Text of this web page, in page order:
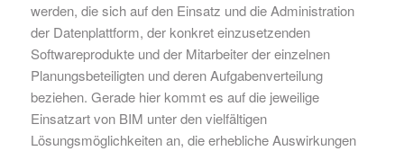
werden, die sich auf den Einsatz und die Administration
der Datenplattform, der konkret einzusetzenden
Softwareprodukte und der Mitarbeiter der einzelnen
Planungsbeteiligten und deren Aufgabenverteilung
beziehen. Gerade hier kommt es auf die jeweilige
Einsatzart von BIM unter den vielfältigen
Lösungsmöglichkeiten an, die erhebliche Auswirkungen